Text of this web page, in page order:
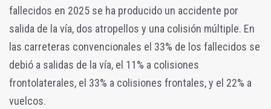
fallecidos en 2025 se ha producido un accidente por
salida de la vía, dos atropellos y una colisión múltiple. En
las carreteras convencionales el 33% de los fallecidos se
debió a salidas de la vía, el 11% a colisiones
frontolaterales, el 33% a colisiones frontales, y el 22% a
vuelcos.